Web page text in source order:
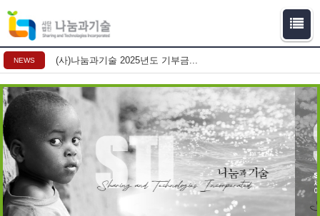
NEWS (사)나눔과기술 2025년도 기부금...